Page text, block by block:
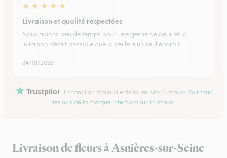
★ ★ ★ ★ ★
Livraison et qualité respectées
Nous avions peu de temps pour une gerbe de deuil et la
livraison n’était possible que la veille à un seul endroit
24/01/2026
Trustpilot Échantillon d'avis clients fourni via Trustpilot. Voir tous
les avis de la marque Interflora sur Trustpilot
Livraison de fleurs à Asnières-sur-Seine